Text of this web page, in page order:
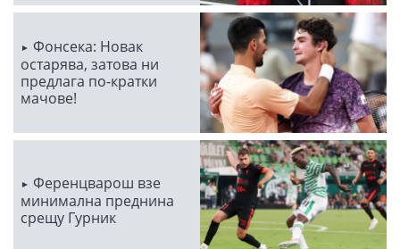
Фонсека: Новак
остарява, затова ни
предлага по-кратки
мачове!
Ференцварош взе
минимална преднина
срещу Гурник